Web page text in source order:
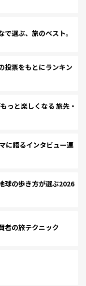
選ぶ、旅のベスト。
票をもとにランキン
と楽しくなる 旅先・
に語るインタビュー連
球の歩き方が選ぶ2026
者の旅テクニック